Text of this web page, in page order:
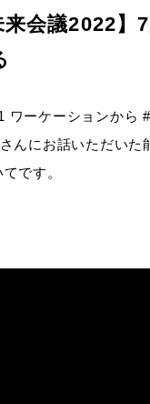
会議2022
ーケーションから
んにお話いただい
です。